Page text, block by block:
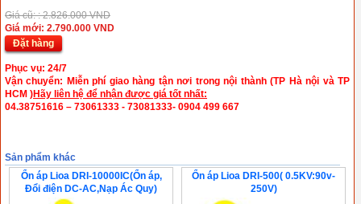
Giá cũ: : 2.826.000 VND
Giá mới: 2.790.000 VND
Đặt hàng
Phục vụ: 24/7
Vận chuyển: Miễn phí giao hàng tận nơi trong nội thành (TP Hà nội và TP
HCM )Hãy liên hệ để nhận được giá tốt nhất:
04.38751616 – 73061333 - 73081333- 0904 499 667
Sản phẩm khác
Ổn áp Lioa DRI-10000IC(Ổn áp,
Đổi điện DC-AC,Nạp Ác Quy)
Ổn áp Lioa DRI-500( 0.5KV:90v-
250V)